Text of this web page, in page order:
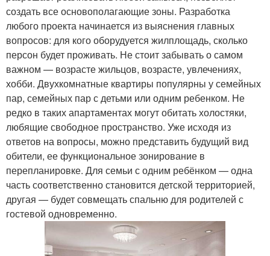
создать все основополагающие зоны. Разработка
любого проекта начинается из выяснения главных
вопросов: для кого оборудуется жилплощадь, сколько
персон будет проживать. Не стоит забывать о самом
важном — возрасте жильцов, возрасте, увлечениях,
хобби. Двухкомнатные квартиры популярны у семейных
пар, семейных пар с детьми или одним ребенком. Не
редко в таких апартаментах могут обитать холостяки,
любящие свободное пространство. Уже исходя из
ответов на вопросы, можно представить будущий вид
обители, ее функциональное зонирование в
перепланировке. Для семьи с одним ребёнком — одна
часть соответственно становится детской территорией,
другая — будет совмещать спальню для родителей с
гостевой одновременно.